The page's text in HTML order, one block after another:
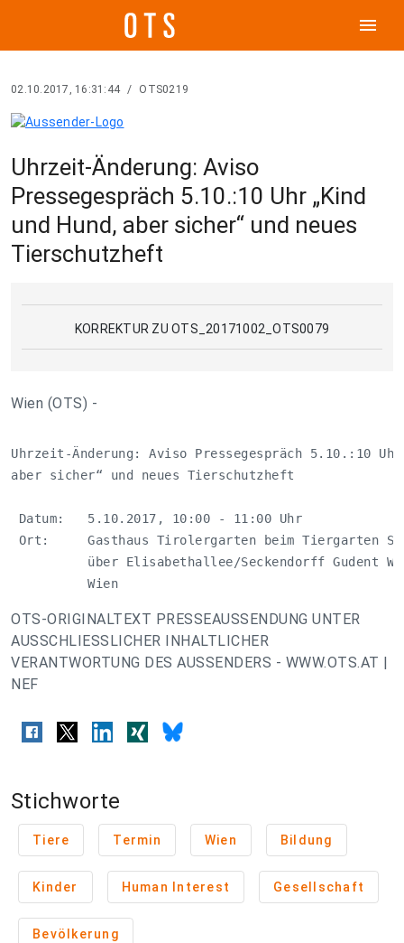
menu
02.10.2017, 16:31:44 / OTS0219
Uhrzeit-Änderung: Aviso
Pressegespräch 5.10.:10 Uhr „Kind
und Hund, aber sicher“ und neues
Tierschutzheft
KORREKTUR ZU OTS_20171002_OTS0079
Wien (OTS) -
Uhrzeit-Änderung: Aviso Pressegespräch 5.10.:10
aber sicher“ und neues Tierschutzheft
Datum:   5.10.2017, 10:00 - 11:00 Uhr
Ort:     Gasthaus Tirolergarten beim Tiergarten
über Elisabethallee/Seckendorff Gudent
          Wien
OTS-ORIGINALTEXT PRESSEAUSSENDUNG UNTER
AUSSCHLIESSLICHER INHALTLICHER
VERANTWORTUNG DES AUSSENDERS - WWW.OTS.AT |
NEF
Stichworte
Tiere Termin Wien Bildung
Kinder Human Interest Gesellschaft
Bevölkerung